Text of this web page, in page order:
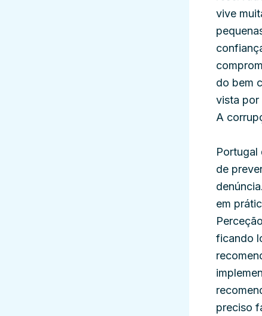
vive
do bem
vista por
A
Portugal
de
em
ficando
preciso